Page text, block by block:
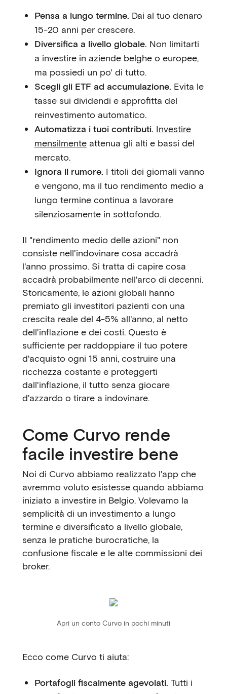
Pensa a lungo termine. Dai al tuo denaro
15-20 anni per crescere.
Diversifica a livello globale. Non limitarti
a investire in aziende belghe o europee,
ma possiedi un po' di tutto.
Scegli gli ETF ad accumulazione. Evita le
tasse sui dividendi e approfitta del
reinvestimento automatico.
Automatizza i tuoi contributi. Investire
mensilmente attenua gli alti e bassi del
mercato.
Ignora il rumore. I titoli dei giornali vanno
e vengono, ma il tuo rendimento medio a
lungo termine continua a lavorare
silenziosamente in sottofondo.
Il "rendimento medio delle azioni" non
consiste nell'indovinare cosa accadrà
l'anno prossimo. Si tratta di capire cosa
accadrà probabilmente nell'arco di decenni.
Storicamente, le azioni globali hanno
premiato gli investitori pazienti con una
crescita reale del 4-5% all'anno, al netto
dell'inflazione e dei costi. Questo è
sufficiente per raddoppiare il tuo potere
d'acquisto ogni 15 anni, costruire una
ricchezza costante e proteggerti
dall'inflazione, il tutto senza giocare
d'azzardo o tirare a indovinare.
Come Curvo rende
facile investire bene
Noi di Curvo abbiamo realizzato l'app che
avremmo voluto esistesse quando abbiamo
iniziato a investire in Belgio. Volevamo la
semplicità di un investimento a lungo
termine e diversificato a livello globale,
senza le pratiche burocratiche, la
confusione fiscale e le alte commissioni dei
broker.
Apri un conto Curvo in pochi minuti
Ecco come Curvo ti aiuta:
Portafogli fiscalmente agevolati. Tutti i